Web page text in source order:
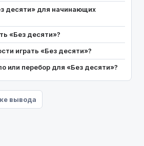
вывода
десяти» для начинающих
«Без десяти»?
играть «Без десяти»?
или перебор для «Без десяти»?